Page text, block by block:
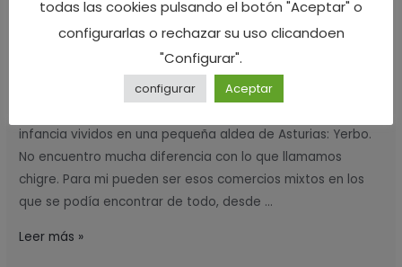
Asturias,Sin categoría,Turismo rural Asturias,Yerbo/ Por
Cuando mi madre me mandaba ir a comprar al comercio
infancia vividos en una pequeña aldea de Asturias: Yerbo.
No encuentro mucha diferencia con lo que llamamos
chigre. Para mi pueden ser esos comercios mixtos en los
que se podía encontrar de todo, desde …
Leer más »
todas las cookies pulsando el botón "Aceptar" o
configurarlas o rechazar su uso clicandoen
"Configurar".
configurar Aceptar